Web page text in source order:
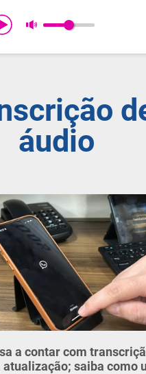
Início
áudio
a contar com
atualização; saiba como